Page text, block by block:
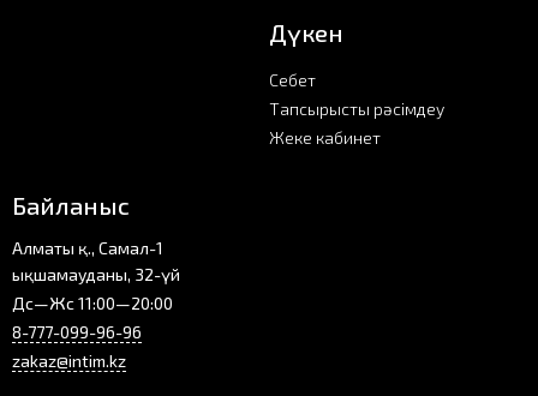
Дүкен
Себет
Тапсырысты рәсімдеу
Жеке кабинет
Байланыс
Алматы қ., Самал-1
ықшамауданы, 32-үй
Дс—Жс 11:00—20:00
8-777-099-96-96
zakaz@intim.kz